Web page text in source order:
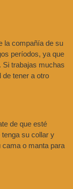
la compañía de su
períodos, ya que
Si trabajas muchas
de tener a otro
de que esté
su collar y
o manta para